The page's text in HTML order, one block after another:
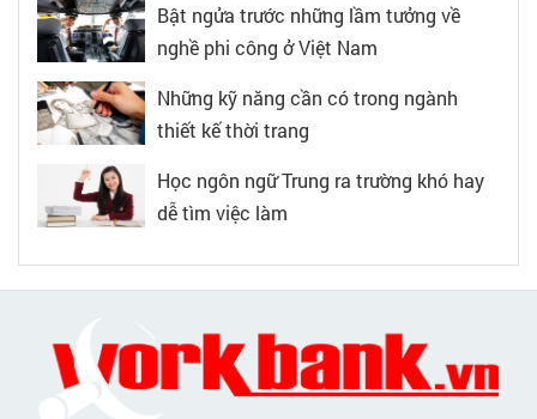
Bật ngửa trước những lầm tưởng về
nghề phi công ở Việt Nam
Những kỹ năng cần có trong ngành
thiết kế thời trang
Học ngôn ngữ Trung ra trường khó hay
dễ tìm việc làm